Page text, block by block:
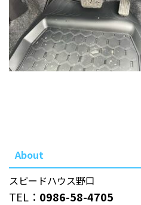
About
スピードハウス野口
TEL： 0986-58-4705